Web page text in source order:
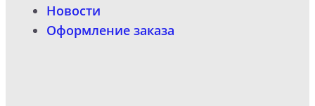
Новости
Оформление заказа